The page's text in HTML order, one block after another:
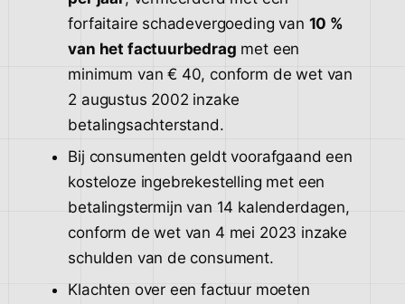
forfaitaire schadevergoeding van 10 %
van het factuurbedrag met een
minimum van € 40, conform de wet van
2 augustus 2002 inzake
betalingsachterstand.
Bij consumenten geldt voorafgaand een
kosteloze ingebrekestelling met een
betalingstermijn van 14 kalenderdagen,
conform de wet van 4 mei 2023 inzake
schulden van de consument.
Klachten over een factuur moeten